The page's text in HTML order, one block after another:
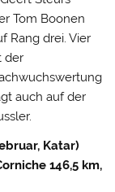
Tom Boonen
Rang drei. Vier
der
auch auf der
Katar)
146,5 km,